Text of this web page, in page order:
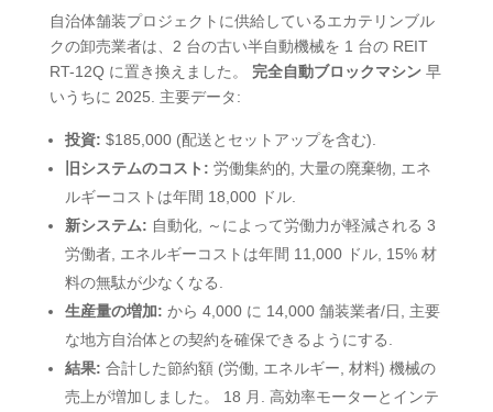
自治体舗装プロジェクトに供給しているエカテリンブル
クの卸売業者は、2 台の古い半自動機械を 1 台の REIT
RT-12Q に置き換えました。 完全自動ブロックマシン 早
いうちに 2025. 主要データ:
投資: $185,000 (配送とセットアップを含む).
旧システムのコスト: 労働集約的, 大量の廃棄物, エネ
ルギーコストは年間 18,000 ドル.
新システム: 自動化, ～によって労働力が軽減される 3
労働者, エネルギーコストは年間 11,000 ドル, 15% 材
料の無駄が少なくなる.
生産量の増加: から 4,000 に 14,000 舗装業者/日, 主要
な地方自治体との契約を確保できるようにする.
結果: 合計した節約額 (労働, エネルギー, 材料) 機械の
売上が増加しました。 18 月. 高効率モーターとインテ